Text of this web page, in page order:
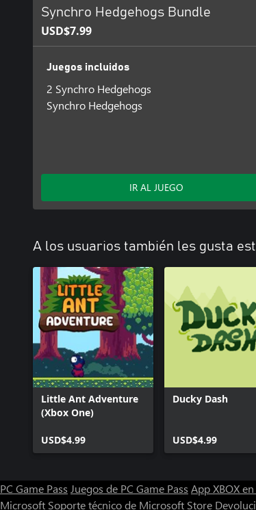
Synchro Hedgehogs Bundle
USD$7.99
Juegos incluidos
2 Synchro Hedgehogs
Synchro Hedgehogs
IR AL JUEGO
A los usuarios también les gusta
Little Ant Adventure
(Xbox One)
USD$4.99
Ducky Dash
USD$4.99
PC Game Pass Juegos de PC Game Pass App XBOX
Microsoft Soporte técnico de Microsoft Store